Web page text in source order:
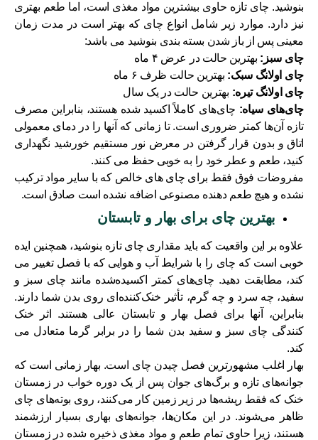
بنوشید. چای تازه حاوی بیشترین مواد مغذی است، اما طعم بهتری
نیز دارد. موارد زیر شامل انواع چای که بهتر است در مدت زمان
معینی پس از باز شدن بسته بندی بنوشید می باشد:
چای سبز: بهترین حالت در عرض ۴ ماه
چای اولانگ سبک: بهترین حالت ظرف ۶ ماه
چای اولانگ تیره: بهترین حالت در یک سال
چای‌های سیاه: چای‌های کاملاً اکسید شده هستند، بنابراین مصرف
تازه آن‌ها کمتر ضروری است. تا زمانی که آنها را در دمای معمولی
اتاق و بدون قرار گرفتن در معرض نور مستقیم خورشید نگهداری
کنید، طعم و عطر خود را به خوبی حفظ می کنند.
مفروضات فوق فقط برای چای های خالص که با سایر مواد ترکیب
نشده و هیچ طعم دهنده مصنوعی اضافه نشده است صادق است.
بهترین چای برای بهار و تابستان
علاوه بر این واقعیت که باید مقداری چای تازه بنوشید، همچنین ایده
خوبی است که چای را با شرایط آب و هوایی که با فصل تغییر می
کند، مطابقت دهید. چای‌های کمتر اکسیده‌شده مانند چای سبز و
سفید، چه سرد و چه گرم، تأثیر خنک‌کننده‌ای روی بدن شما دارند.
بنابراین، آنها برای فصل بهار و تابستان عالی هستند. اثر خنک
کنندگی چای سبز و سفید بدن شما را در برابر گرما متعادل می
کند.
بهار اغلب مشهورترین فصل چیدن چای است. بهار زمانی است که
جوانه‌های تازه و برگ‌های جوان پس از یک دوره خواب در زمستان
خنک که فقط ریشه‌ها در زیر زمین کار می‌کنند، روی بوته‌های چای
ظاهر می‌شوند. در این مکان‌ها، جوانه‌های بهاری بسیار ارزشمند
هستند، زیرا حاوی تمام طعم و مواد مغذی ذخیره شده در زمستان